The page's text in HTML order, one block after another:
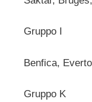
Gruppo I
Benfica,
Gruppo K